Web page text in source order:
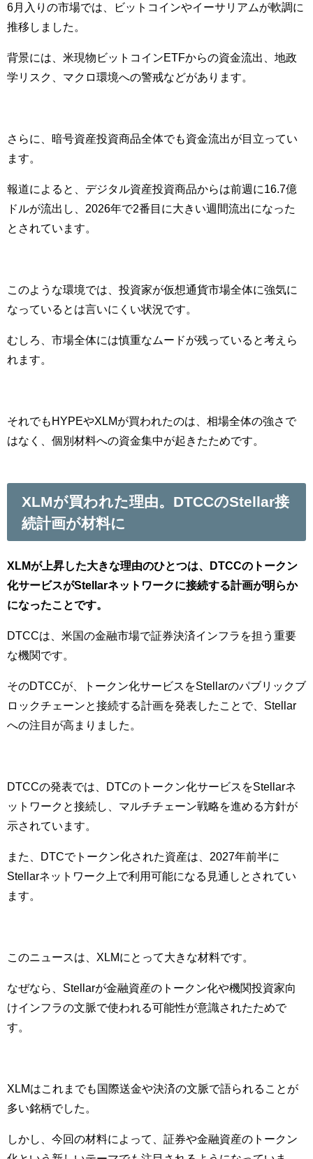
6月入りの市場では、ビットコインやイーサリアムが軟調に
推移しました。
背景には、米現物ビットコインETFからの資金流出、地政
学リスク、マクロ環境への警戒などがあります。
さらに、暗号資産投資商品全体でも資金流出が目立ってい
ます。
報道によると、デジタル資産投資商品からは前週に16.7億
ドルが流出し、2026年で2番目に大きい週間流出になった
とされています。
このような環境では、投資家が仮想通貨市場全体に強気に
なっているとは言いにくい状況です。
むしろ、市場全体には慎重なムードが残っていると考えら
れます。
それでもHYPEやXLMが買われたのは、相場全体の強さで
はなく、個別材料への資金集中が起きたためです。
XLMが買われた理由。DTCCのStellar接
続計画が材料に
XLMが上昇した大きな理由のひとつは、DTCCのトークン
化サービスがStellarネットワークに接続する計画が明らか
になったことです。
DTCCは、米国の金融市場で証券決済インフラを担う重要
な機関です。
そのDTCCが、トークン化サービスをStellarのパブリックブ
ロックチェーンと接続する計画を発表したことで、Stellar
への注目が高まりました。
DTCCの発表では、DTCのトークン化サービスをStellarネ
ットワークと接続し、マルチチェーン戦略を進める方針が
示されています。
また、DTCでトークン化された資産は、2027年前半に
Stellarネットワーク上で利用可能になる見通しとされてい
ます。
このニュースは、XLMにとって大きな材料です。
なぜなら、Stellarが金融資産のトークン化や機関投資家向
けインフラの文脈で使われる可能性が意識されたためで
す。
XLMはこれまでも国際送金や決済の文脈で語られることが
多い銘柄でした。
しかし、今回の材料によって、証券や金融資産のトークン